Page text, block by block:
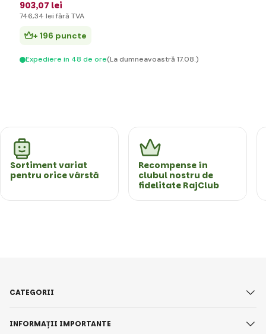
903,07 lei
746,34 lei fără TVA
+ 196 puncte
Expediere in 48 de ore(La dumneavoastră 17.08.)
Sortiment variat
pentru orice vârstă
Recompense în
clubul nostru de
fidelitate RajClub
CATEGORII
INFORMAȚII IMPORTANTE